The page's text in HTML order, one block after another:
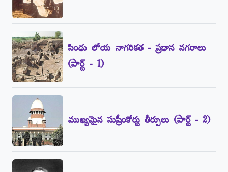
సింధు లోయ నాగరికత - ప్రధాన నగరాలు
(పార్ట్‌ - 1)
ముఖ్యమైన సుప్రీంకోర్టు తీర్పులు (పార్ట్‌ - 2)